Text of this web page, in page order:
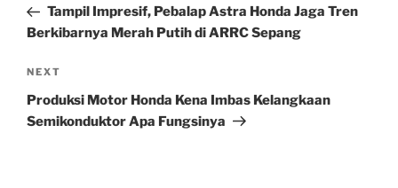
PostTampil Impresif, Pebalap Astra Honda Jaga Tren
Berkibarnya Merah Putih di ARRC Sepang
Next
Post
NEXT
Produksi Motor Honda Kena Imbas Kelangkaan
Semikonduktor Apa Fungsinya